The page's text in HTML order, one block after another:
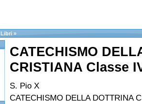
Libri »
CATECHISMO
CRISTIANA Classe
S. Pio X
CATECHISMO DELLA DOTTRINA